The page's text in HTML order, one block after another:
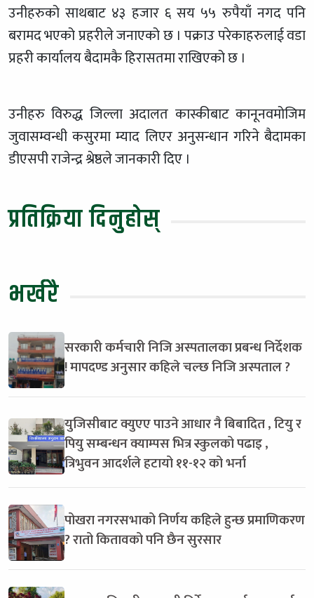
उनीहरुको साथबाट ४३ हजार ६ सय ५५ रुपैयाँ नगद पनि
बरामद भएको प्रहरीले जनाएको छ । पक्राउ परेकाहरुलाई वडा
प्रहरी कार्यालय बैदामकै हिरासतमा राखिएको छ ।
उनीहरु विरुद्ध जिल्ला अदालत कास्कीबाट कानूनवमोजिम
जुवासम्वन्धी कसुरमा म्याद लिएर अनुसन्धान गरिने बैदामका
डीएसपी राजेन्द्र श्रेष्ठले जानकारी दिए ।
प्रतिक्रिया दिनुहोस्
भर्खरै
सरकारी कर्मचारी निजि अस्पतालका प्रबन्ध निर्देशक
! मापदण्ड अनुसार कहिले चल्छ निजि अस्पताल ?
युजिसीबाट क्युएए पाउने आधार नै बिबादित , टियु र
पियु सम्बन्धन क्याम्पस भित्र स्कुलको पढाइ ,
त्रिभुवन आदर्शले हटायो ११-१२ को भर्ना
पोखरा नगरसभाको निर्णय कहिले हुन्छ प्रमाणिकरण
? रातो कितावको पनि छैन सुरसार